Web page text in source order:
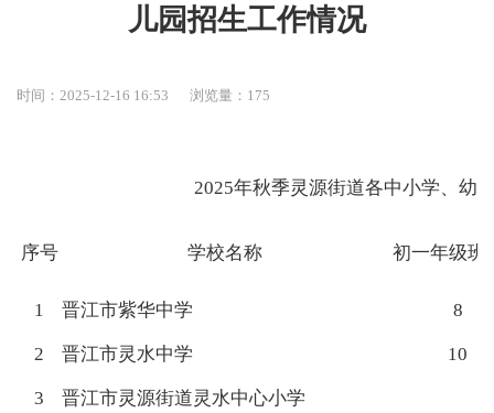
儿园招生工作情况
时间：2025-12-16 16:53 浏览量： 175
2025年秋季灵源街道各中小学、幼
序号 学校名称 初一年级班
1 晋江市紫华中学 8
2 晋江市灵水中学 10
3 晋江市灵源街道灵水中心小学